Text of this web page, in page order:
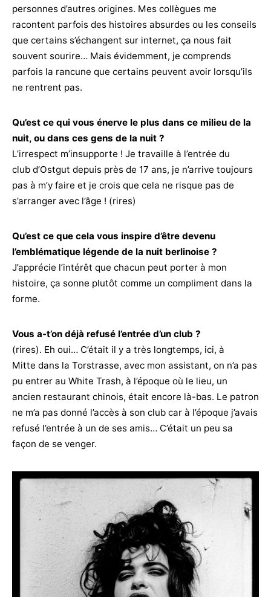
personnes d’autres origines. Mes collègues me
racontent parfois des histoires absurdes ou les conseils
que certains s’échangent sur internet, ça nous fait
souvent sourire… Mais évidemment, je comprends
parfois la rancune que certains peuvent avoir lorsqu’ils
ne rentrent pas.
Qu’est ce qui vous énerve le plus dans ce milieu de la
nuit, ou dans ces gens de la nuit ?
L’irrespect m’insupporte ! Je travaille à l’entrée du
club d’Ostgut depuis près de 17 ans, je n’arrive toujours
pas à m’y faire et je crois que cela ne risque pas de
s’arranger avec l’âge ! (rires)
Qu’est ce que cela vous inspire d’être devenu
l’emblématique légende de la nuit berlinoise ?
J’apprécie l’intérêt que chacun peut porter à mon
histoire, ça sonne plutôt comme un compliment dans la
forme.
Vous a-t’on déjà refusé l’entrée d’un club ?
(rires). Eh oui… C’était il y a très longtemps, ici, à
Mitte dans la Torstrasse, avec mon assistant, on n’a pas
pu entrer au White Trash, à l’époque où le lieu, un
ancien restaurant chinois, était encore là-bas. Le patron
ne m’a pas donné l’accès à son club car à l’époque j’avais
refusé l’entrée à un de ses amis… C’était un peu sa
façon de se venger.